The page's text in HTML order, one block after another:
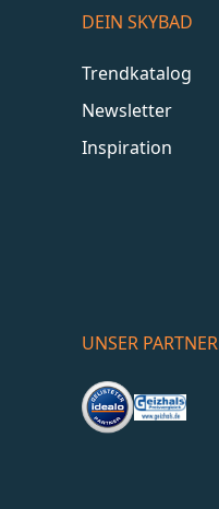
DEIN SKYBAD
Trendkatalog
Newsletter
Inspiration
UNSER PARTNER